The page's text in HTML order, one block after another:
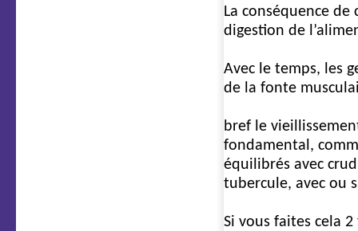
La conséquence
digestion de
Avec le temps, les
de la fonte
bref le
fondamental,
équilibrés avec
tubercule, avec ou
Si vous faites cela